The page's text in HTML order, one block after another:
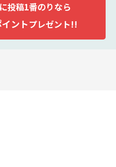
投稿1番のりなら
ントプレゼント!!